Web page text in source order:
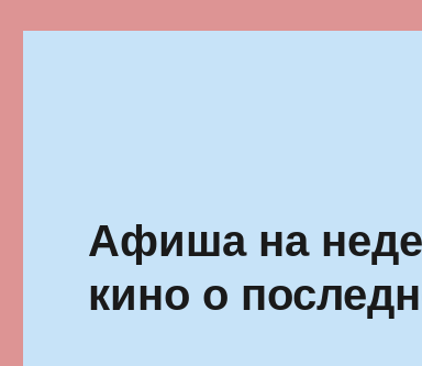
Афиша на
кино о